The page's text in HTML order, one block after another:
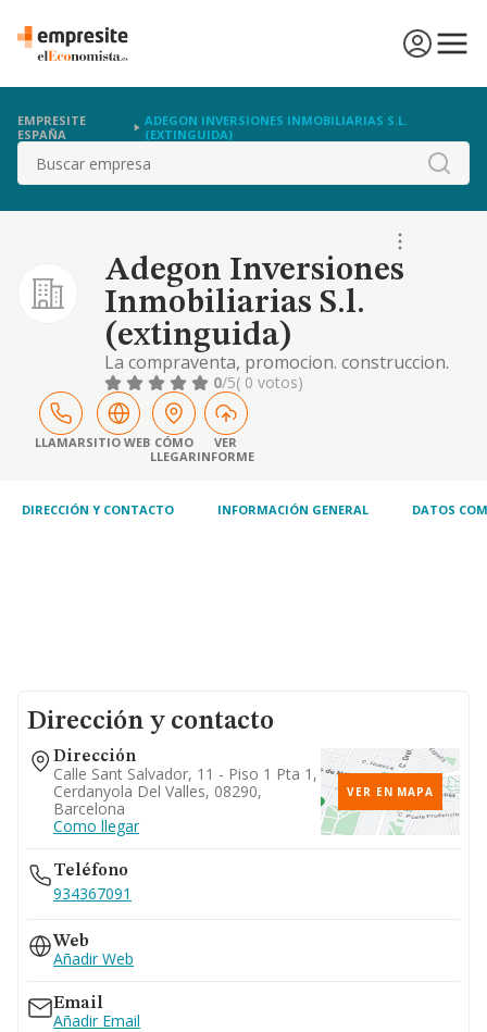
EMPRESITE
ESPAÑA
ADEGON INVERSIONES INMOBILIARIAS S.L.
(EXTINGUIDA)
Buscar
Adegon Inversiones
Inmobiliarias S.l.
(extinguida)
La compraventa, promocion. construccion.
arrendamiento (excepto el arrendamiento
activo financiero) y el acabado de todo tipo
de fincas urbanas.
0/5( 0 votos)
LLAMARSITIO WEB CÓMO
LLEGAR
VER
INFORME
DIRECCIÓN Y CONTACTO INFORMACIÓN GENERAL DATOS
Dirección y contacto
Dirección
Calle Sant Salvador, 11 - Piso 1 Pta 1,
Cerdanyola Del Valles, 08290,
Barcelona
Como llegar
VER EN MAPA
Teléfono
934367091
Web
Añadir Web
Email
Añadir Email